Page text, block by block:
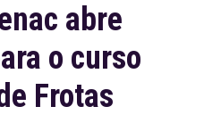
abre
o curso
Frotas